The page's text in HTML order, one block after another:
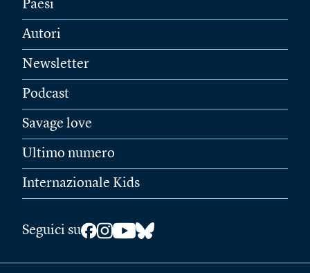
Paesi
Autori
Newsletter
Podcast
Savage love
Ultimo numero
Internazionale Kids
Seguici su